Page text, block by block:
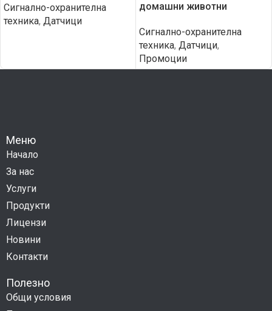
Сигнално-охранителна
техника, Датчици
домашни животни
Сигнално-охранителна
техника, Датчици,
Промоции
Меню
Начало
За нас
Услуги
Продукти
Лицензи
Новини
Контакти
Полезно
Общи условия